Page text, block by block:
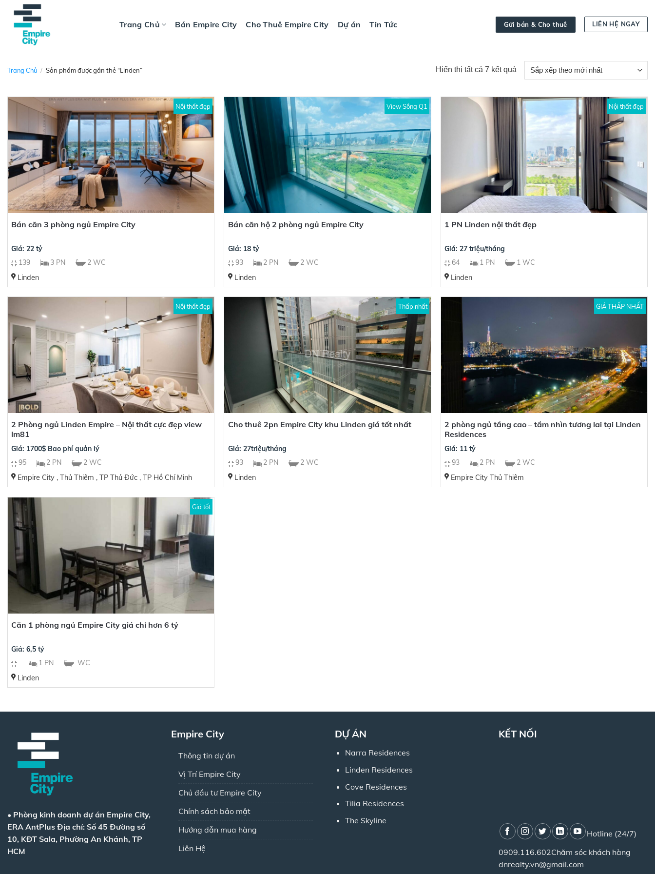
content
Trang Chủ Bán Empire City Cho Thuê Empire City Dự án Tin Tức Gửi bán & Cho thuê LIÊN HỆ NGAY
Trang Chủ / Sản phẩm được gắn thẻ “Linden” Hiển thị tất cả 7 kết quảĐã
sắp
theo
mới
nhất
Nội thất đẹp
Bán căn 3 phòng ngủ Empire City
Giá: 22 tỷ
139
3 PN
2 WC
Linden
View Sông Q1
Bán căn hộ 2 phòng ngủ Empire City
Giá: 18 tỷ
93
2 PN
2 WC
Linden
Nội thất đẹp
1 PN Linden nội thất đẹp
Giá: 27 triệu/tháng
64
1 PN
1 WC
Linden
Nội thất đẹp
2 Phòng ngủ Linden Empire – Nội thất cực đẹp view
lm81
Giá: 1700$ Bao phí quản lý
95
2 PN
2 WC
Empire City , Thủ Thiêm , TP Thủ Đức , TP Hồ Chí Minh
Thấp nhất
Cho thuê 2pn Empire City khu Linden giá tốt nhất
Giá: 27triệu/tháng
93
2 PN
2 WC
Linden
GIÁ THẤP NHẤT
2 phòng ngủ tầng cao – tầm nhìn tương lai tại Linden
Residences
Giá: 11 tỷ
93
2 PN
2 WC
Empire City Thủ Thiêm
Giá tốt
Căn 1 phòng ngủ Empire City giá chỉ hơn 6 tỷ
Giá: 6,5 tỷ
1 PN
WC
Linden
• Phòng kinh doanh dự án Empire City,
ERA AntPlus Địa chỉ: Số 45 Đường số
10, KĐT Sala, Phường An Khánh, TP
HCM
Empire City
Thông tin dự án
Vị Trí Empire City
Chủ đầu tư Empire City
Chính sách bảo mật
Hướng dẫn mua hàng
Liên Hệ
DỰ ÁN
Narra Residences
Linden Residences
Cove Residences
Tilia Residences
The Skyline
KẾT NỐI
Hotline (24/7)
0909.116.602Chăm sóc khách hàng
dnrealty.vn@gmail.com